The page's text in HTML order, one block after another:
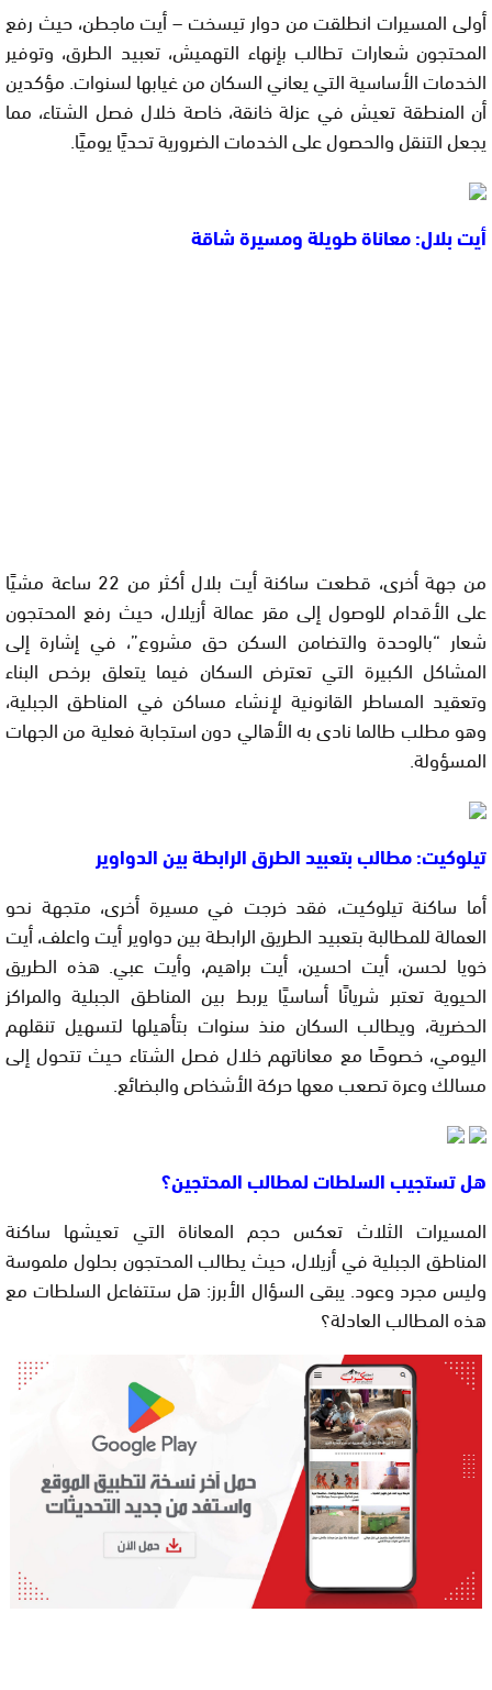
أولى المسيرات انطلقت من دوار تيسخت – أيت ماجطن، حيث رفع
المحتجون شعارات تطالب بإنهاء التهميش، تعبيد الطرق، وتوفير
الخدمات الأساسية التي يعاني السكان من غيابها لسنوات. مؤكدين
أن المنطقة تعيش في عزلة خانقة، خاصة خلال فصل الشتاء، مما
يجعل التنقل والحصول على الخدمات الضرورية تحديًا يوميًا.
أيت بلال: معاناة طويلة ومسيرة شاقة
من جهة أخرى، قطعت ساكنة أيت بلال أكثر من 22 ساعة مشيًا
على الأقدام للوصول إلى مقر عمالة أزيلال، حيث رفع المحتجون
شعار “بالوحدة والتضامن السكن حق مشروع”، في إشارة إلى
المشاكل الكبيرة التي تعترض السكان فيما يتعلق برخص البناء
وتعقيد المساطر القانونية لإنشاء مساكن في المناطق الجبلية،
وهو مطلب طالما نادى به الأهالي دون استجابة فعلية من الجهات
المسؤولة.
تيلوكيت: مطالب بتعبيد الطرق الرابطة بين الدواوير
أما ساكنة تيلوكيت، فقد خرجت في مسيرة أخرى، متجهة نحو
العمالة للمطالبة بتعبيد الطريق الرابطة بين دواوير أيت واعلف، أيت
خويا لحسن، أيت احسين، أيت براهيم، وأيت عبي. هذه الطريق
الحيوية تعتبر شريانًا أساسيًا يربط بين المناطق الجبلية والمراكز
الحضرية، ويطالب السكان منذ سنوات بتأهيلها لتسهيل تنقلهم
اليومي، خصوصًا مع معاناتهم خلال فصل الشتاء حيث تتحول إلى
مسالك وعرة تصعب معها حركة الأشخاص والبضائع.
هل تستجيب السلطات لمطالب المحتجين؟
المسيرات الثلاث تعكس حجم المعاناة التي تعيشها ساكنة
المناطق الجبلية في أزيلال، حيث يطالب المحتجون بحلول ملموسة
وليس مجرد وعود. يبقى السؤال الأبرز: هل ستتفاعل السلطات مع
هذه المطالب العادلة؟